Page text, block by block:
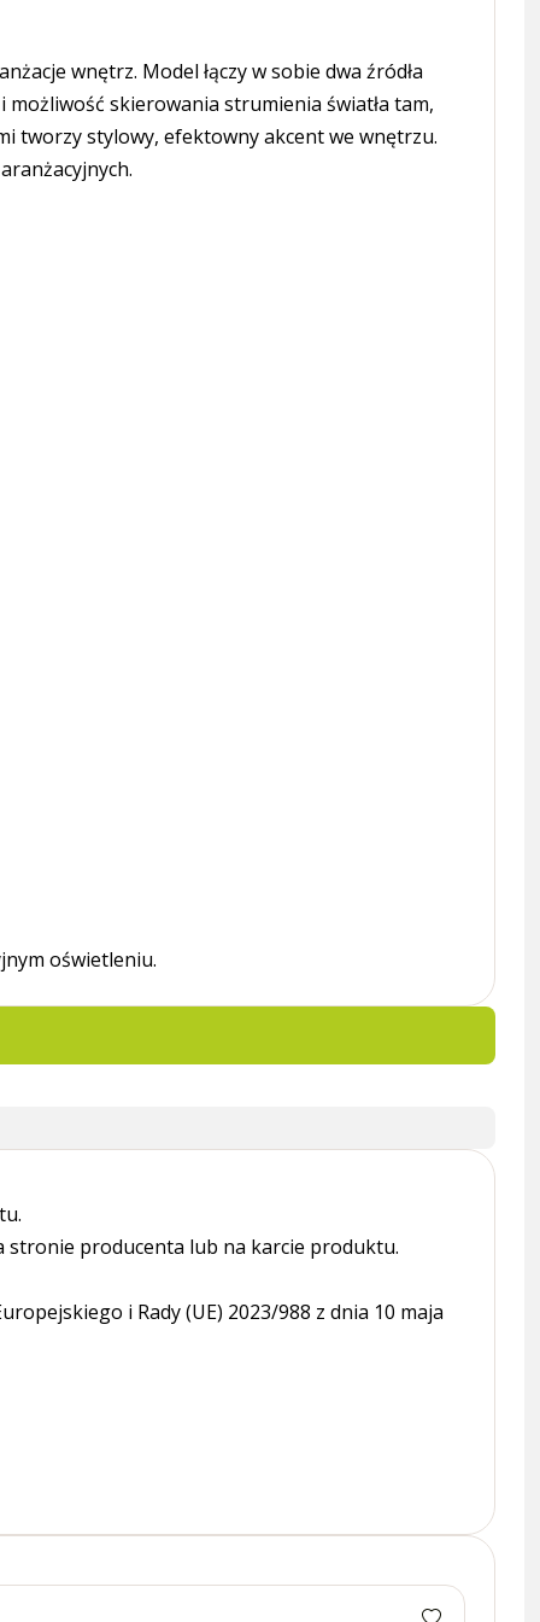
wnętrz. Model łączy w sobie dwa źródła
skierowania strumienia światła tam,
tworzy stylowy, efektowny akcent we wnętrzu.
oświetleniu.
stronie producenta lub na karcie produktu.
i Rady (UE) 2023/988 z dnia 10 maja